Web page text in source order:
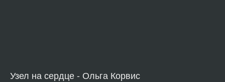
Узел на сердце - Ольга Корвис